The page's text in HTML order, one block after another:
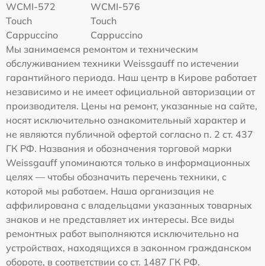
WCMI-572
Touch
Cappuccino
WCMI-576
Touch
Cappuccino
Мы занимаемся ремонтом и техническим
обслуживанием техники Weissgauff по истечении
гарантийного периода. Наш центр в Кирове работает
независимо и не имеет официальной авторизации от
производителя. Цены на ремонт, указанные на сайте,
носят исключительно ознакомительный характер и
не являются публичной офертой согласно п. 2 ст. 437
ГК РФ. Названия и обозначения торговой марки
Weissgauff упоминаются только в информационных
целях — чтобы обозначить перечень техники, с
которой мы работаем. Наша организация не
аффилирована с владельцами указанных товарных
знаков и не представляет их интересы. Все виды
ремонтных работ выполняются исключительно на
устройствах, находящихся в законном гражданском
обороте, в соответствии со ст. 1487 ГК РФ.